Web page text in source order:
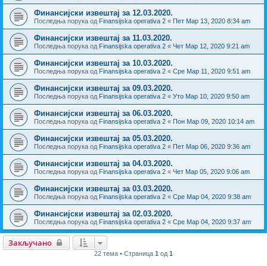
Финансијски извештај за 12.03.2020.
Последња порука од Finansijska operativa 2 « Пет Мар 13, 2020 8:34 am
Финансијски извештај за 11.03.2020.
Последња порука од Finansijska operativa 2 « Чет Мар 12, 2020 9:21 am
Финансијски извештај за 10.03.2020.
Последња порука од Finansijska operativa 2 « Сре Мар 11, 2020 9:51 am
Финансијски извештај за 09.03.2020.
Последња порука од Finansijska operativa 2 « Уто Мар 10, 2020 9:50 am
Финансијски извештај за 06.03.2020.
Последња порука од Finansijska operativa 2 « Пон Мар 09, 2020 10:14 am
Финансијски извештај за 05.03.2020.
Последња порука од Finansijska operativa 2 « Пет Мар 06, 2020 9:36 am
Финансијски извештај за 04.03.2020.
Последња порука од Finansijska operativa 2 « Чет Мар 05, 2020 9:06 am
Финансијски извештај за 03.03.2020.
Последња порука од Finansijska operativa 2 « Сре Мар 04, 2020 9:38 am
Финансијски извештај за 02.03.2020.
Последња порука од Finansijska operativa 2 « Сре Мар 04, 2020 9:37 am
Закључано
22 тема • Страница 1 од 1